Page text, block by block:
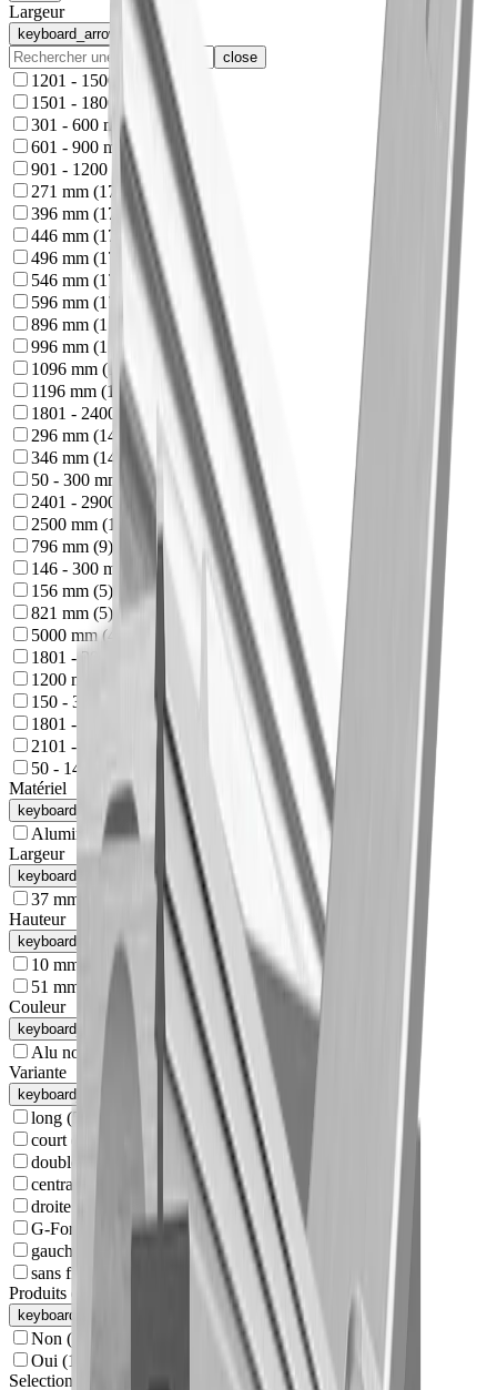
Largeur
keyboard_arrow_up
close
1201 - 1500 mm ( 18
1501 - 1800 mm
(18)
301 - 600 mm
)
601 - 900 mm (
901 - 1200 mm
)
271 mm (17 )
396 mm (17
446 mm (17
496 mm (17
546 mm (17
596 mm (17
896 mm (15
996 mm (15
1096 mm ( 15)
1196 mm (15
1801 - 2400 mm
14)
296 mm (14
346 mm (14
50 - 300 mm
)
2401 - 2900 mm
(
2500 mm (12
796 mm (9)
146 - 300 mm
156 mm (5)
821 mm (5)
5000 mm (4
1801 - 2000 mm
1200 mm
150 - 300 mm
1801 - 2100 mm
( 1)
2101 - 2400 mm
( 1)
50 - 145 mm
Matériel
keyboard_arrow_up
Aluminium(2)
Largeur
keyboard_arrow_up
37 mm
Hauteur
keyboard_arrow_up
10 mm
51 mm
Couleur
keyboard_arrow_up
Alu noir anodisé ( 1)
Variante
keyboard_arrow_up
long (5
court
double
centrale
droite
G-Form
gauche
sans fraisage
Produits en barre
keyboard_arrow_up
Non (
Oui (13
Selection de profil